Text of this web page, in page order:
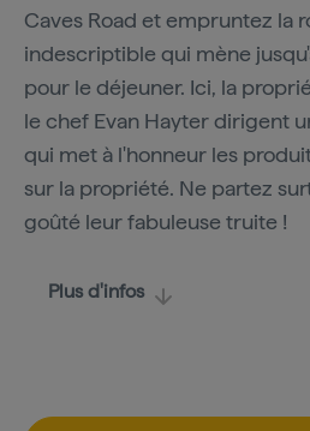
Caves Road et empruntez la
indescriptible qui mène
pour le déjeuner. Ici, la
le chef Evan Hayter dirigent
qui met à l'honneur les
sur la propriété. Ne partez
goûté leur fabuleuse truite !
Plus d'infos